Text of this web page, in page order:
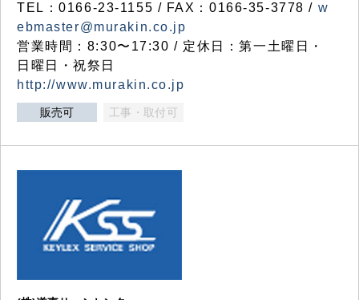
TEL：0166-23-1155 / FAX：0166-35-3778 / w
ebmaster@murakin.co.jp
営業時間：8:30〜17:30 / 定休日：第一土曜日・
日曜日・祝祭日
http://www.murakin.co.jp
販売可 工事・取付可